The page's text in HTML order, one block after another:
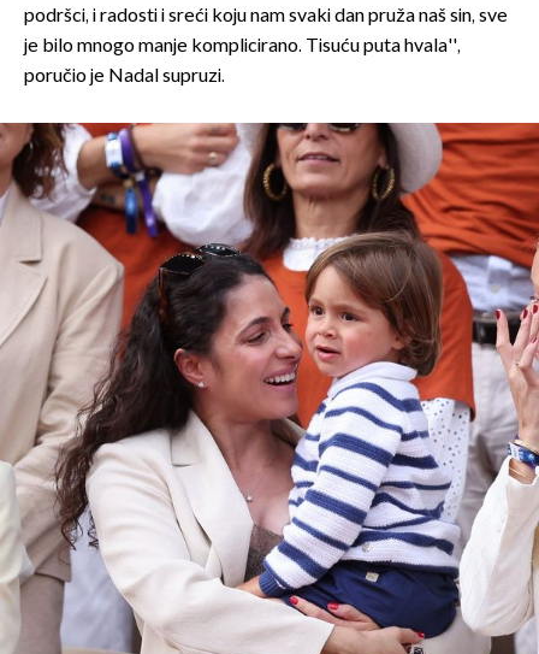
podršci, i radosti i sreći koju nam svaki dan pruža naš sin, sve
je bilo mnogo manje komplicirano. Tisuću puta hvala'',
poručio je Nadal supruzi.